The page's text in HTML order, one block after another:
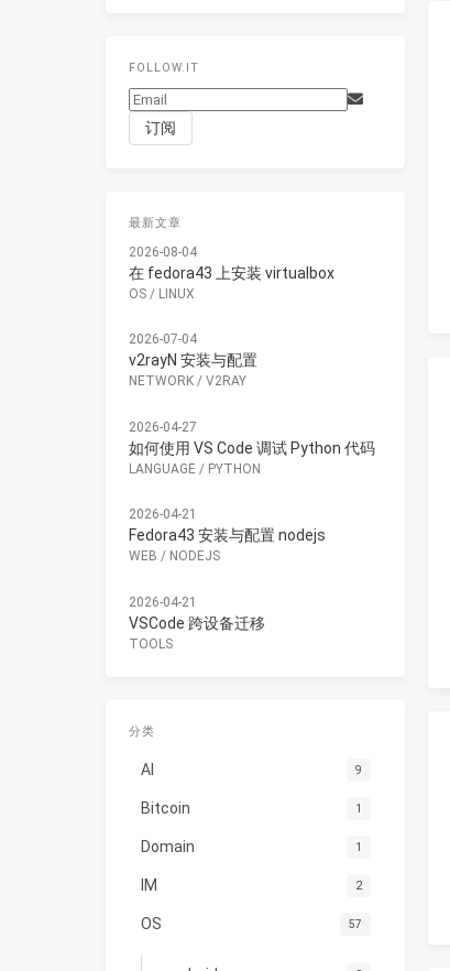
FOLLOW.IT
最新文章
2026-08-04
在 fedora43 上安装 virtualbox
OS / LINUX
2026-07-04
v2rayN 安装与配置
NETWORK / V2RAY
2026-04-27
如何使用 VS Code 调试 Python 代码
LANGUAGE / PYTHON
2026-04-21
Fedora43 安装与配置 nodejs
WEB / NODEJS
2026-04-21
VSCode 跨设备迁移
TOOLS
分类
AI 9
Bitcoin 1
Domain 1
IM 2
OS 57